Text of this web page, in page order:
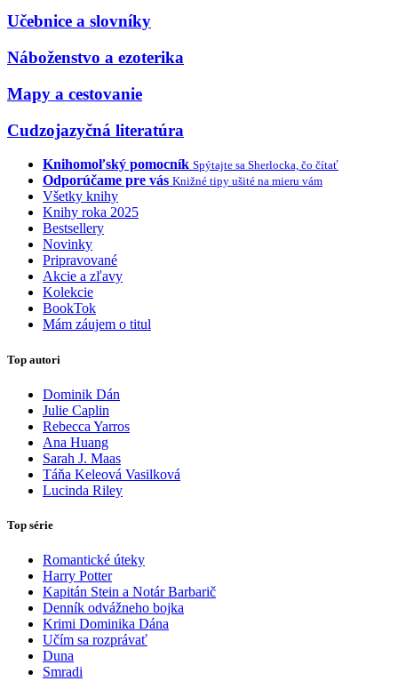
Učebnice a slovníky
Náboženstvo a ezoterika
Mapy a cestovanie
Cudzojazyčná literatúra
Knihomoľský pomocník Spýtajte sa Sherlocka, čo čítať
Odporúčame pre vás Knižné tipy ušité na mieru vám
Všetky knihy
Knihy roka 2025
Bestsellery
Novinky
Pripravované
Akcie a zľavy
Kolekcie
BookTok
Mám záujem o titul
Top autori
Dominik Dán
Julie Caplin
Rebecca Yarros
Ana Huang
Sarah J. Maas
Táňa Keleová Vasilková
Lucinda Riley
Top série
Romantické úteky
Harry Potter
Kapitán Stein a Notár Barbarič
Denník odvážneho bojka
Krimi Dominika Dána
Učím sa rozprávať
Duna
Smradi